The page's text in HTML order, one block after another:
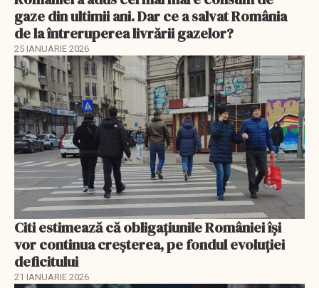
gaze din ultimii ani. Dar ce a salvat România
de la întreruperea livrării gazelor?
25 IANUARIE 2026
Citi estimează că obligațiunile României își
vor continua creșterea, pe fondul evoluției
deficitului
21 IANUARIE 2026